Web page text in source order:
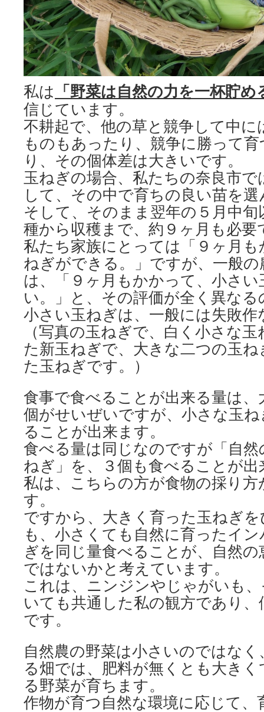
私は
「野菜は自然の力を一杯貯
信じています。
不耕起で、他の草と競争して中
ものもあったり、競争に勝って
り、その個体差は大きいです。
玉ねぎの場合、私たちの奈良市
して、その中で育ちの良い苗を
そして、そのまま翌年の５月中
種から収穫まで、約９ヶ月も必要
私たち家族にとっては「９ヶ月
ねぎができる。」ですが、一般
は、「９ヶ月もかかって、小さ
い。」と、その評価が全く異なる
小さい玉ねぎは、一般には失敗作
（写真の玉ねぎで、白く小さな
た新玉ねぎで、大きな二つの玉
た玉ねぎです。）
食事で食べることが出来る量は
個がせいぜいですが、小さな玉
ることが出来ます。
食べる量は同じなのですが「自
ねぎ」を、３個も食べることが
私は、こちらの方が食物の採り
す。
ですから、大きく育った玉ねぎ
も、小さくても自然に育ったイ
ぎを同じ量食べることが、自然
ではないかと考えています。
これは、ニンジンやじゃがいも
いても共通した私の観方であり
です。
自然農の野菜は小さいのではな
る畑では、肥料が無くとも大き
る野菜が育ちます。
作物が育つ自然な環境に応じて、